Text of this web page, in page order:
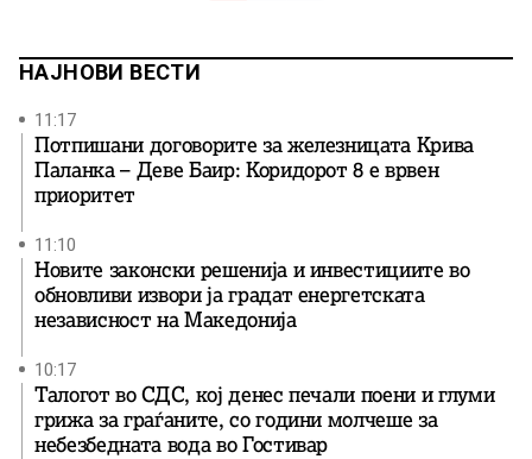
НАЈНОВИ ВЕСТИ
11:17
Потпишани договорите за железницата Крива
Паланка – Деве Баир: Коридорот 8 е врвен
приоритет
11:10
Новите законски решенија и инвестициите во
обновливи извори ја градат енергетската
независност на Македонија
10:17
Талогот во СДС, кој денес печали поени и глуми
грижа за граѓаните, со години молчеше за
небезбедната вода во Гостивар